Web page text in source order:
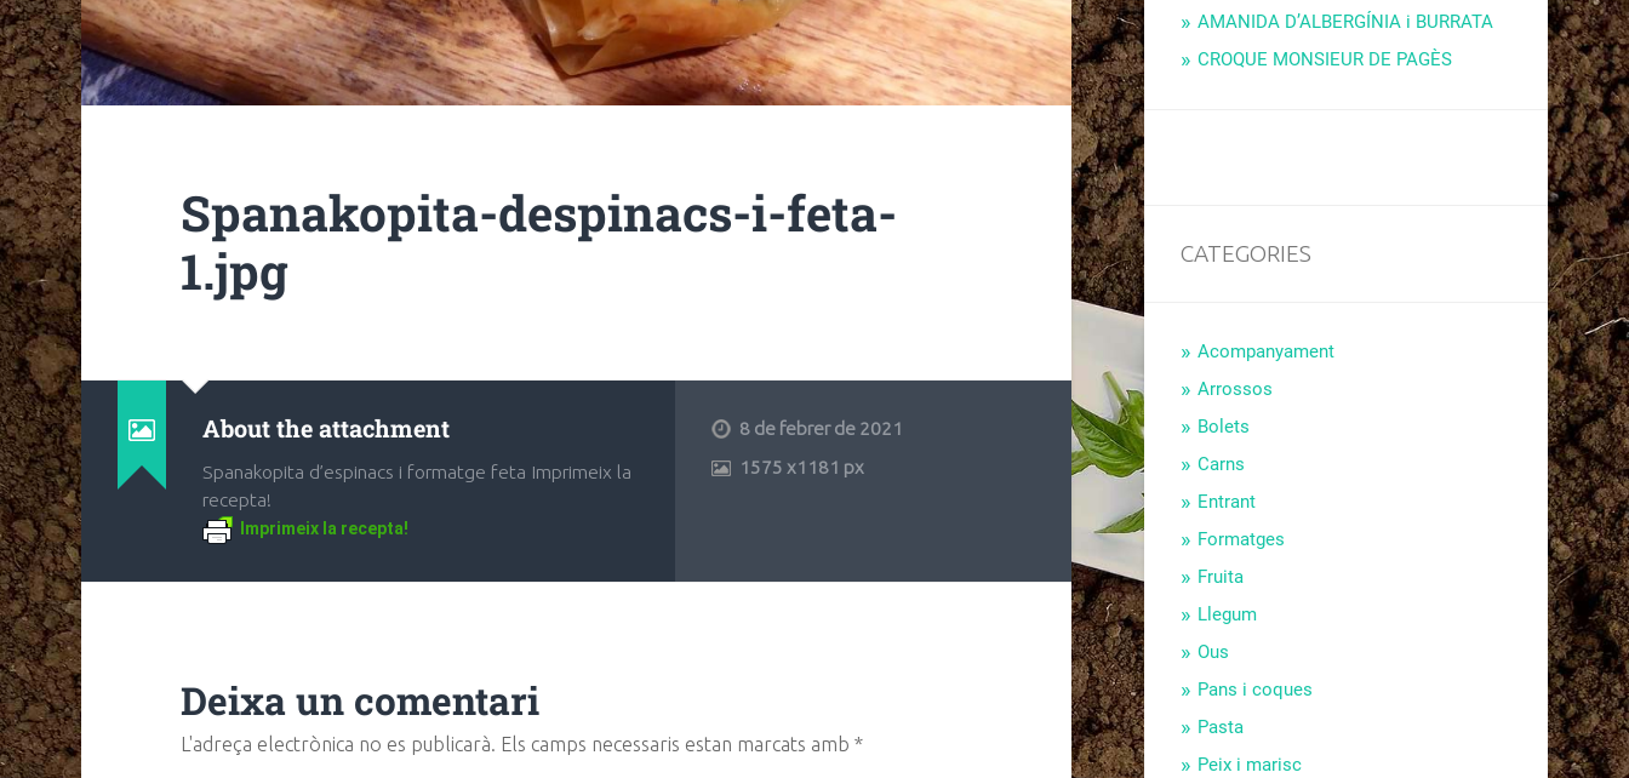
Spanakopita-despinacs-i-feta-
1.jpg
About the attachment
Spanakopita d’espinacs i formatge feta Imprimeix la
recepta!
Imprimeix la recepta!
8 de febrer de 2021
1575x1181 px
Deixa un comentari
L'adreça electrònica no es publicarà. Els camps necessaris estan marcats amb *
AMANIDA D’ALBERGÍNIA i BURRATA
CROQUE MONSIEUR DE PAGÈS
CATEGORIES
Acompanyament
Arrossos
Bolets
Carns
Entrant
Formatges
Fruita
Llegum
Ous
Pans i coques
Pasta
Peix i marisc